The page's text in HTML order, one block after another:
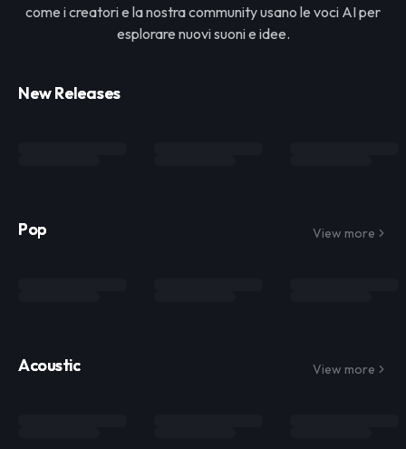
come i creatori e la nostra community usano le voci AI per
esplorare nuovi suoni e idee.
New Releases
Pop View more
Acoustic View more